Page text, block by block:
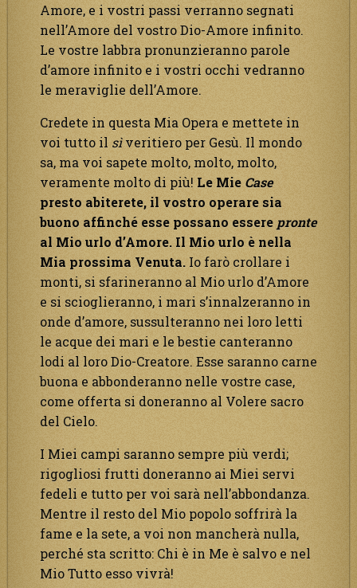
Amore, e i vostri passi verranno segnati
nell’Amore del vostro Dio-Amore infinito.
Le vostre labbra pronunzieranno parole
d’amore infinito e i vostri occhi vedranno
le meraviglie dell’Amore.
Credete in questa Mia Opera e mettete in
voi tutto il sìveritiero per Gesù. Il mondo
sa, ma voi sapete molto, molto, molto,
veramente molto di più! Le Mie Case
presto abiterete, il vostro operare sia
buono affinché esse possano essere pronte
al Mio urlo d’Amore. Il Mio urlo è nella
Mia prossima Venuta. Io farò crollare i
monti, si sfarineranno al Mio urlo d’Amore
e si scioglieranno, i mari s’innalzeranno in
onde d’amore, sussulteranno nei loro letti
le acque dei mari e le bestie canteranno
lodi al loro Dio-Creatore. Esse saranno carne
buona e abbonderanno nelle vostre case,
come offerta si doneranno al Volere sacro
del Cielo.
I Miei campi saranno sempre più verdi;
rigogliosi frutti doneranno ai Miei servi
fedeli e tutto per voi sarà nell’abbondanza.
Mentre il resto del Mio popolo soffrirà la
fame e la sete, a voi non mancherà nulla,
perché sta scritto: Chi è in Me è salvo e nel
Mio Tutto esso vivrà!